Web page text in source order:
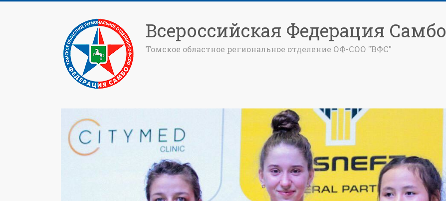
Всероссийская Федерация Самбо
Томское областное региональное отделение ОФ-СОО "ВФС"